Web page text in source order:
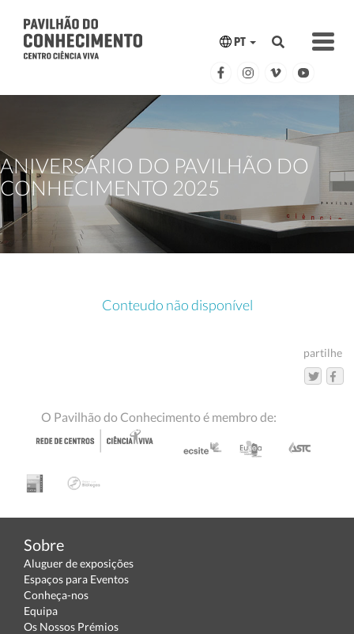
PT
ANIVERSÁRIO DO PAVILHÃO DO
CONHECIMENTO 2025
Conteudo não disponível
partilhe
O Pavilhão do Conhecimento é membro de:
Sobre
Aluguer de exposições
Espaços para Eventos
Conheça-nos
Equipa
Os Nossos Prémios